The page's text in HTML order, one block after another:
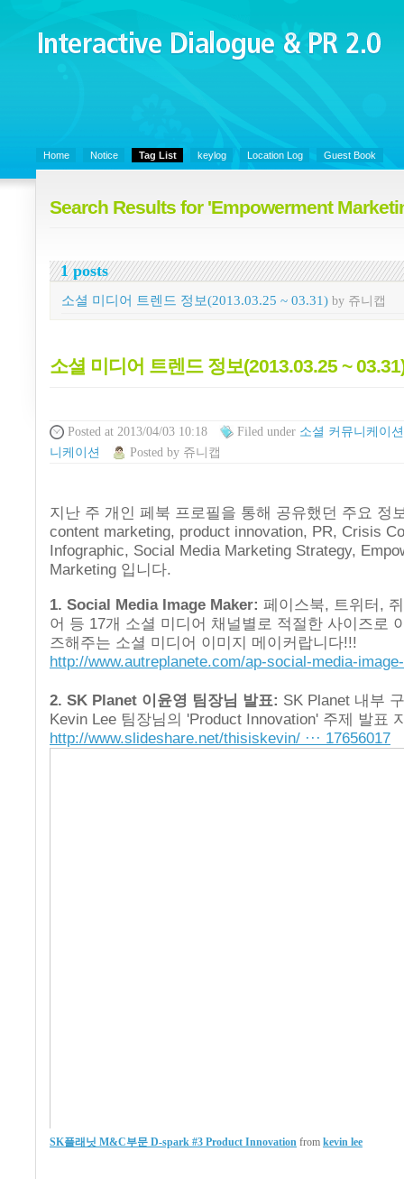
Interactive Dialogue &
PR 2.0
Home Notice Tag List keylog Location Log Guest Book
Search Results for 'Empowerment
1 posts
소셜 미디어 트렌드 정보(2013.03.25 ~ 03.31) by 쥬니캡
소셜 미디어 트렌드 정보(2013.03.25 ~
Posted at 2013/04/03 10:18 Filedunder 소셜 커뮤니케이
니케이션
Postedby 쥬니캡
지난 주 개인 페북 프로필을 통해 공유했던 주요 정
content marketing, product innovation, PR, Crisis
Infographic, Social Media Marketing Strategy,
Marketing 입니다.
1. Social Media Image Maker: 페이스북, 트위터,
어 등 17개 소셜 미디어 채널별로 적절한 사이즈로
즈해주는 소셜 미디어 이미지 메이커랍니다!!!
http://www.autreplanete.com/ap-social-media-
2. SK Planet 이윤영 팀장님 발표: SK Planet 내부
Kevin Lee 팀장님의 'Product Innovation' 주제 발표
http://www.slideshare.net/thisiskevin/ ··· 17656017
SK플래닛 M&C부문 D-spark #3 Product Innovation from kevin lee